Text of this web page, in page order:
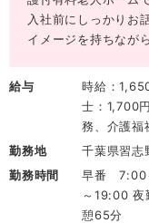
入社前にしっかりお
イメージを持ちなが
給与
時給：
士：1,700
務、介護福
勤務地
千葉県習
勤務時間
早番 7:00
～19:00
憩65分